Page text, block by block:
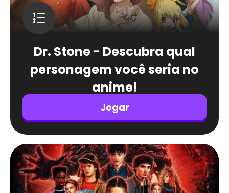
Dr. Stone - Descubra qual
personagem você seria no
anime!
Jogar